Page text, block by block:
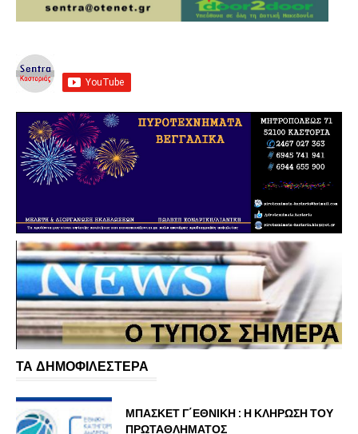
ΤΑ ΔΗΜΟΦΙΛΕΣΤΕΡΑ
ΜΠΑΣΚΕΤ Γ΄ΕΘΝΙΚΗ : Η ΚΛΗΡΩΣΗ ΤΟΥ
ΠΡΩΤΑΘΛΗΜΑΤΟΣ